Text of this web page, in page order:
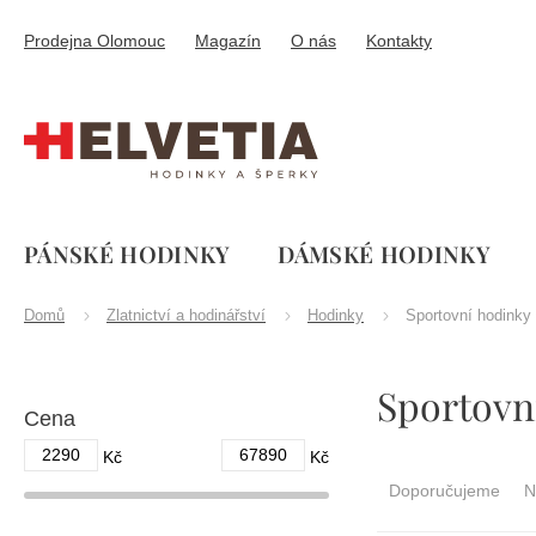
obsah
Prodejna Olomouc Magazín O nás Kontakty
PÁNSKÉ HODINKY DÁMSKÉ HODINKY
Domů Zlatnictví a hodinářství Hodinky Sportovní hodinky
Cena
2290 Kč 67890 Kč
Doporučujeme